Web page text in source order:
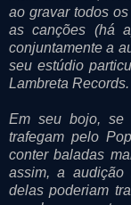
ao gravar todos
as canções (há
conjuntamente a
seu estúdio
Lambreta Records.
Em seu bojo, se
trafegam pelo
conter baladas
assim, a audição
delas poderiam